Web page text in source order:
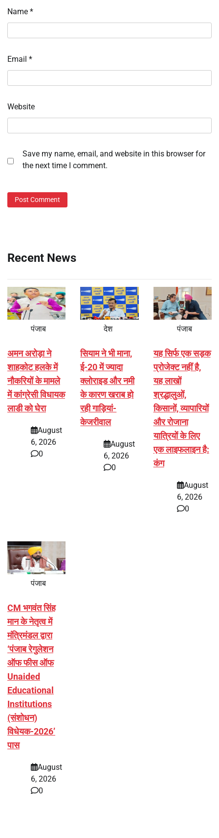
Name *
Email *
Website
Save my name, email, and website in this browser for
the next time I comment.
Recent News
पंजाब
अमन अरोड़ा ने
शाहकोट हलके में
नौकरियों के मामले
में कांग्रेसी विधायक
लाडी को घेरा
August
6, 2026
0
देश
सियाम ने भी माना,
ई-20 में ज्यादा
क्लोराइड और नमी
के कारण खराब हो
रही गाड़ियां-
केजरीवाल
August
6, 2026
0
पंजाब
यह सिर्फ एक सड़क
प्रोजेक्ट नहीं है,
यह लाखों
श्रद्धालुओं,
किसानों, व्यापारियों
और रोजाना
यात्रियों के लिए
एक लाइफलाइन है:
कंग
August
6, 2026
0
पंजाब
CM भगवंत सिंह
मान के नेतृत्व में
मंत्रिमंडल द्वारा
‘पंजाब रेगुलेशन
ऑफ फीस ऑफ
Unaided
Educational
Institutions
(संशोधन)
विधेयक-2026’
पास
August
6, 2026
0